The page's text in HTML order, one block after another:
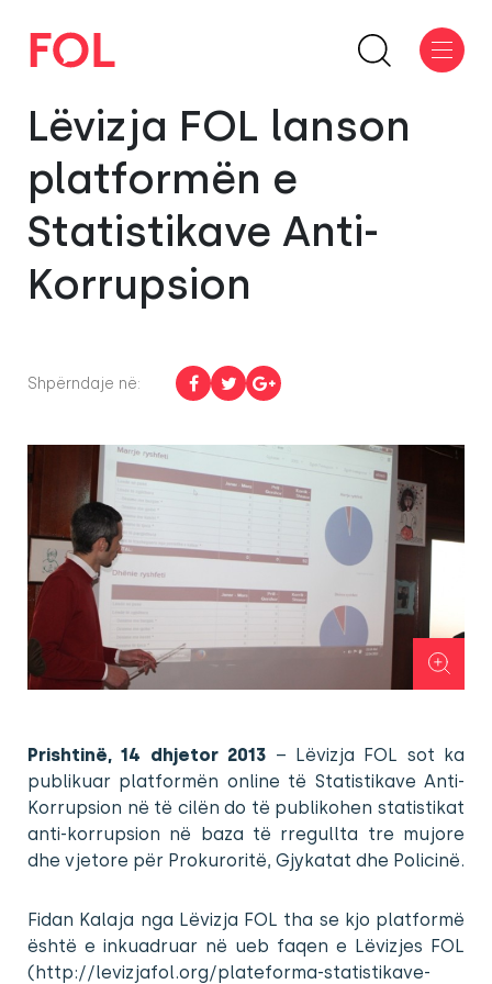
Lëvizja FOL lanson
platformën e
Statistikave Anti-
Korrupsion
Shpërndaje në:
Prishtinë, 14 dhjetor 2013 – Lëvizja FOL sot ka
publikuar platformën online të Statistikave Anti-
Korrupsion në të cilën do të publikohen statistikat
anti-korrupsion në baza të rregullta tre mujore
dhe vjetore për Prokuroritë, Gjykatat dhe Policinë.
Fidan Kalaja nga Lëvizja FOL tha se kjo platformë
është e inkuadruar në ueb faqen e Lëvizjes FOL
(http://levizjafol.org/plateforma-statistikave-